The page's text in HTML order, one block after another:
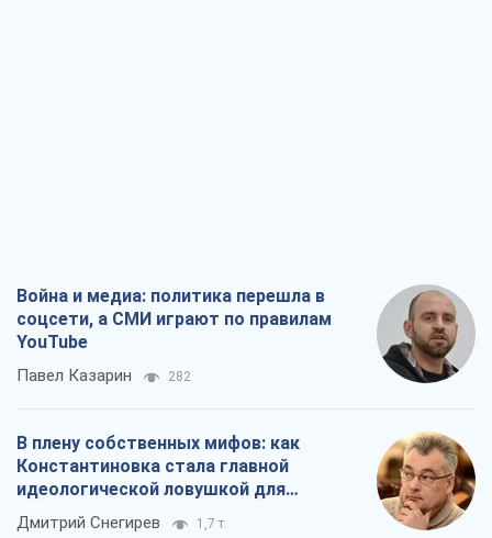
Война и медиа: политика перешла в
соцсети, а СМИ играют по правилам
YouTube
Павел Казарин 282
В плену собственных мифов: как
Константиновка стала главной
идеологической ловушкой для
российских оккупантов
Дмитрий Снегирев 1,7 т.